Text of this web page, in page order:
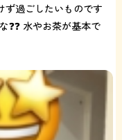
ず過ごしたいものです
水やお茶が基本で